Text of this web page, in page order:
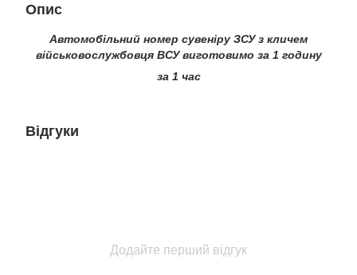
Опис
Автомобільний номер сувеніру ЗСУ з кличем
військовослужбовця ВСУ виготовимо за 1 годину
за 1 час
Відгуки
Додайте перший відгук